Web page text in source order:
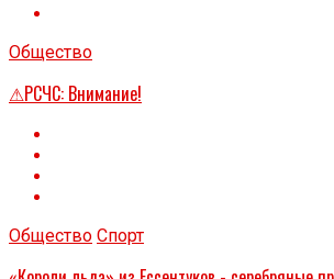
Общество
⚠РСЧС: Внимание!
Общество Спорт